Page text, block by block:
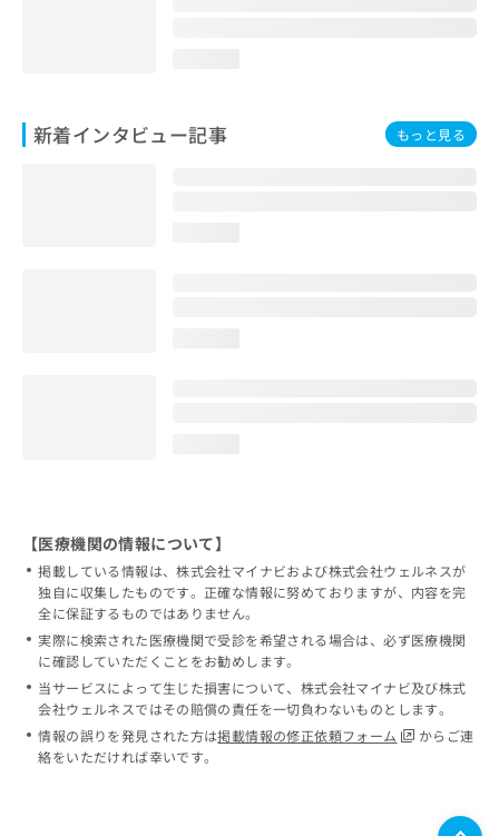
新着インタビュー記事 もっと見る
【医療機関の情報について】
掲載している情報は、株式会社マイナビおよび株式会社ウェルネスが
独自に収集したものです。正確な情報に努めておりますが、内容を完
全に保証するものではありません。
実際に検索された医療機関で受診を希望される場合は、必ず医療機関
に確認していただくことをお勧めします。
当サービスによって生じた損害について、株式会社マイナビ及び株式
会社ウェルネスではその賠償の責任を一切負わないものとします。
情報の誤りを発見された方は掲載情報の修正依頼フォーム
からご連
絡をいただければ幸いです。